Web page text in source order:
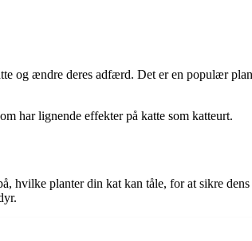
og ændre deres adfærd. Det er en populær
har lignende effekter på katte som katteurt.
hvilke planter din kat kan tåle, for at sikre